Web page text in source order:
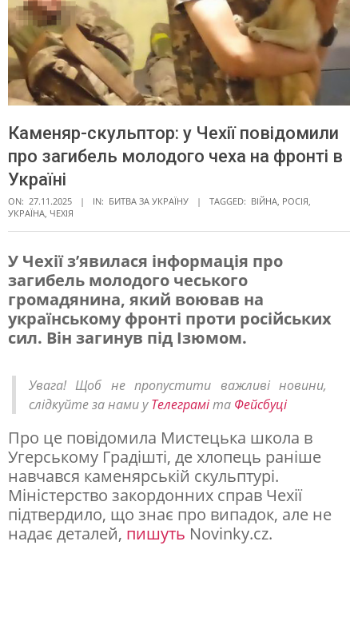
Каменяр-скульптор: у Чехії повідомили
про загибель молодого чеха на фронті в
Україні
ON: 27.11.2025 IN: БИТВА ЗА УКРАЇНУ TAGGED: ВІЙНА РОСІЯ
УКРАЇНА ЧЕХІЯ
К
а
м
я
р
-
с
к
у
У Чехії з’явилася інформація про
загибель молодого чеського
громадянина, який воював на
українському фронті проти російських
сил. Він загинув під Ізюмом.
Увага! Щоб не пропустити важливі новини,
слідкуйте за нами уТелеграміта Фейсбуці
Про це повідомила Мистецька школа в
Угерському Градішті, де хлопець раніше
навчався каменярській скульптурі.
Міністерство закордонних справ Чехії
підтвердило, що знає про випадок, але не
надає деталей, пишуть Novinky.cz.